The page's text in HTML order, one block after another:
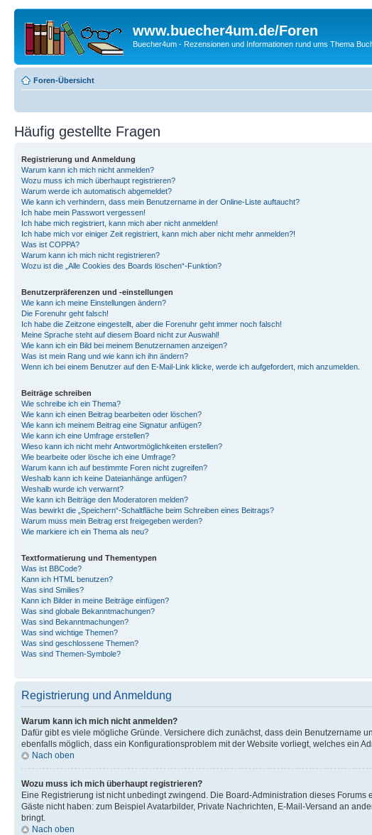
www.buecher4um.de/Foren
Buecher4um - Rezensionen und Informationen rund ums Thema
Foren-Übersicht
Häufig gestellte Fragen
Registrierung und Anmeldung
Warum kann ich mich nicht anmelden?
Wozu muss ich mich überhaupt registrieren?
Warum werde ich automatisch abgemeldet?
Wie kann ich verhindern, dass mein Benutzername in der Online-Liste auftaucht?
Ich habe mein Passwort vergessen!
Ich habe mich registriert, kann mich aber nicht anmelden!
Ich habe mich vor einiger Zeit registriert, kann mich aber nicht mehr anmelden?!
Was ist COPPA?
Warum kann ich mich nicht registrieren?
Wozu ist die „Alle Cookies des Boards löschen“-Funktion?
Benutzerpräferenzen und -einstellungen
Wie kann ich meine Einstellungen ändern?
Die Forenuhr geht falsch!
Ich habe die Zeitzone eingestellt, aber die Forenuhr geht immer noch falsch!
Meine Sprache steht auf diesem Board nicht zur Auswahl!
Wie kann ich ein Bild bei meinem Benutzernamen anzeigen?
Was ist mein Rang und wie kann ich ihn ändern?
Wenn ich bei einem Benutzer auf den E-Mail-Link klicke, werde ich aufgefordert, mich anzumelden.
Beiträge schreiben
Wie schreibe ich ein Thema?
Wie kann ich einen Beitrag bearbeiten oder löschen?
Wie kann ich meinem Beitrag eine Signatur anfügen?
Wie kann ich eine Umfrage erstellen?
Wieso kann ich nicht mehr Antwortmöglichkeiten erstellen?
Wie bearbeite oder lösche ich eine Umfrage?
Warum kann ich auf bestimmte Foren nicht zugreifen?
Weshalb kann ich keine Dateianhänge anfügen?
Weshalb wurde ich verwarnt?
Wie kann ich Beiträge den Moderatoren melden?
Was bewirkt die „Speichern“-Schaltfläche beim Schreiben eines Beitrags?
Warum muss mein Beitrag erst freigegeben werden?
Wie markiere ich ein Thema als neu?
Textformatierung und Thementypen
Was ist BBCode?
Kann ich HTML benutzen?
Was sind Smilies?
Kann ich Bilder in meine Beiträge einfügen?
Was sind globale Bekanntmachungen?
Was sind Bekanntmachungen?
Was sind wichtige Themen?
Was sind geschlossene Themen?
Was sind Themen-Symbole?
Registrierung und Anmeldung
Warum kann ich mich nicht anmelden?
Dafür gibt es viele mögliche Gründe. Versichere dich zunächst, dass dein Benutzername
ebenfalls möglich, dass ein Konfigurationsproblem mit der Website vorliegt, welches ein
Nach oben
Wozu muss ich mich überhaupt registrieren?
Eine Registrierung ist nicht unbedingt zwingend. Die Board-Administration dieses
Gäste nicht haben: zum Beispiel Avatarbilder, Private Nachrichten, E-Mail-Versand an
bringt.
Nach oben